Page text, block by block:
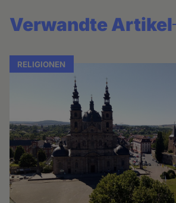
Verwandte Artikel
RELIGIONEN